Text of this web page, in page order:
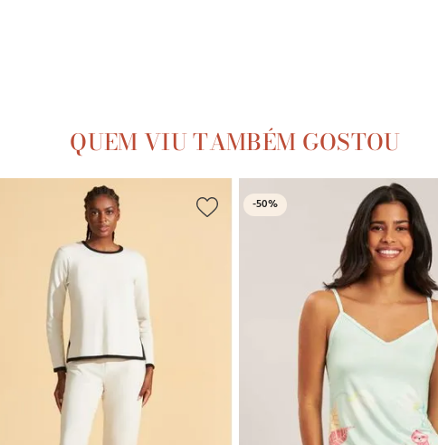
QUEM VIU TAMBÉM GOSTOU
-50%